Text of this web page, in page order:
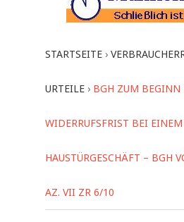
STARTSEITE ›
URTEILE › BGH ZUM BEGINN
WIDERRUFSFRIST BEI EINEM
HAUSTÜRGESCHÄFT – BGH
AZ. VII ZR 6/10